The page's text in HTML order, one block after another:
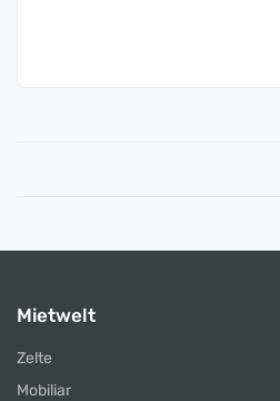
Mietwelt
Zelte
Mobiliar